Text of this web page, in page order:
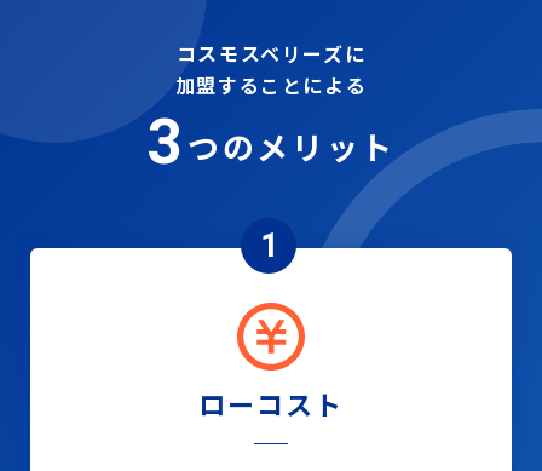
コスモスベリーズに
加盟することによる
3つのメリット
1
ローコスト